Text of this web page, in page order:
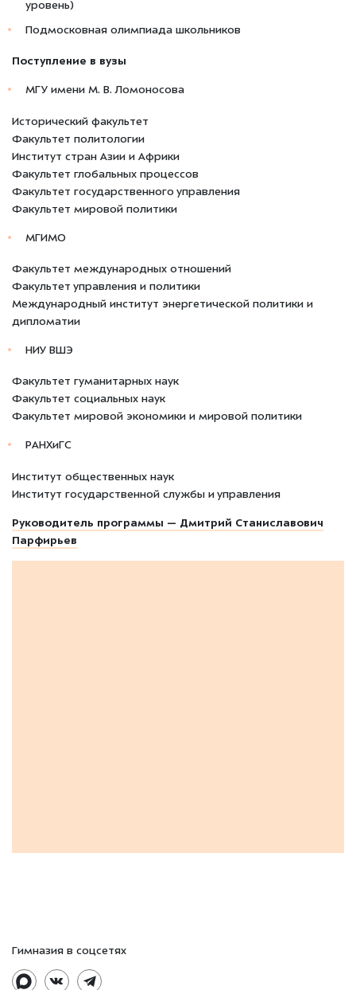
уровень)
Подмосковная олимпиада школьников
Поступление в вузы
МГУ имени М. В. Ломоносова
Исторический факультет
Факультет политологии
Институт стран Азии и Африки
Факультет глобальных процессов
Факультет государственного управления
Факультет мировой политики
МГИМО
Факультет международных отношений
Факультет управления и политики
Международный институт энергетической политики и
дипломатии
НИУ ВШЭ
Факультет гуманитарных наук
Факультет социальных наук
Факультет мировой экономики и мировой политики
РАНХиГС
Институт общественных наук
Институт государственной службы и управления
Руководитель программы — Дмитрий Станиславович
Парфирьев
Гимназия в соцсетях